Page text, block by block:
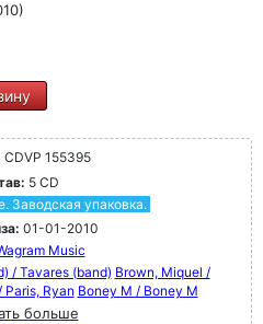
CDVP 155395
5 CD
Заводская упаковка.
01-01-2010
Music
/ Tavares (band) Brown, Miquel /
Paris, Ryan Boney M / Boney M
больше